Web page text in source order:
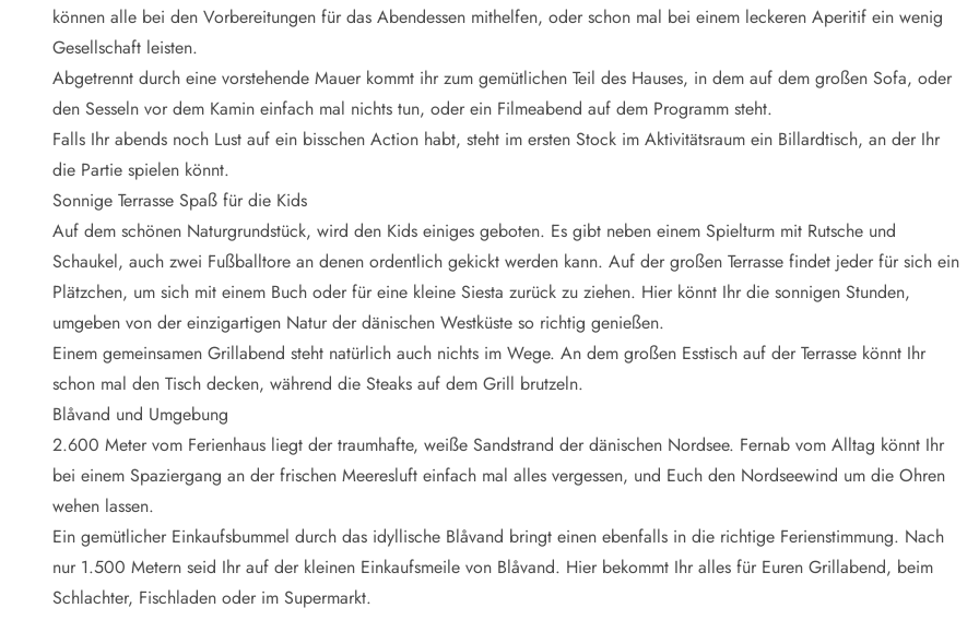
Vorteile bei uns
Reisecurity
Esmark KidsVIP
Esmark VIP - Partnervorteile und Rabatte
Preisgarantie
Keine Kaution
Gästebewertungen
Gratis WLAN
We love people
Esmark VIP Partnervorteile
Esmark KidsVIP
LEGOLAND® Rabatt
Urlaub mit Kindern
Urlaub mit Hund
Urlaub am Strand
Urlaub in der Natur
Finde Bernstein am Strand
Indoorspielländer in Dänemark
Zoos und Tierparks in Dänemark
Freizeitparks in Dänemark
können alle bei den Vorbereitungen für das Abendessen mithelfen, oder schon mal bei einem leckeren Aperitif ein wenig
Gesellschaft leisten.
Abgetrennt durch eine vorstehende Mauer kommt ihr zum gemütlichen Teil des Hauses, in dem auf dem großen Sofa, oder
den Sesseln vor dem Kamin einfach mal nichts tun, oder ein Filmeabend auf dem Programm steht.
Falls Ihr abends noch Lust auf ein bisschen Action habt, steht im ersten Stock im Aktivitätsraum ein Billardtisch, an der Ihr
die Partie spielen könnt.
Sonnige Terrasse Spaß für die Kids
Auf dem schönen Naturgrundstück, wird den Kids einiges geboten. Es gibt neben einem Spielturm mit Rutsche und
Schaukel, auch zwei Fußballtore an denen ordentlich gekickt werden kann. Auf der großen Terrasse findet jeder für sich ein
Plätzchen, um sich mit einem Buch oder für eine kleine Siesta zurück zu ziehen. Hier könnt Ihr die sonnigen Stunden,
umgeben von der einzigartigen Natur der dänischen Westküste so richtig genießen.
Einem gemeinsamen Grillabend steht natürlich auch nichts im Wege. An dem großen Esstisch auf der Terrasse könnt Ihr
schon mal den Tisch decken, während die Steaks auf dem Grill brutzeln.
Blåvand und Umgebung
2.600 Meter vom Ferienhaus liegt der traumhafte, weiße Sandstrand der dänischen Nordsee. Fernab vom Alltag könnt Ihr
bei einem Spaziergang an der frischen Meeresluft einfach mal alles vergessen, und Euch den Nordseewind um die Ohren
wehen lassen.
Ein gemütlicher Einkaufsbummel durch das idyllische Blåvand bringt einen ebenfalls in die richtige Ferienstimmung. Nach
nur 1.500 Metern seid Ihr auf der kleinen Einkaufsmeile von Blåvand. Hier bekommt Ihr alles für Euren Grillabend, beim
Schlachter, Fischladen oder im Supermarkt.